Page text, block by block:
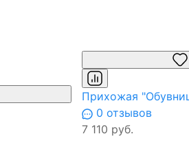
Прихожая
0 отзывов
7 110 руб.